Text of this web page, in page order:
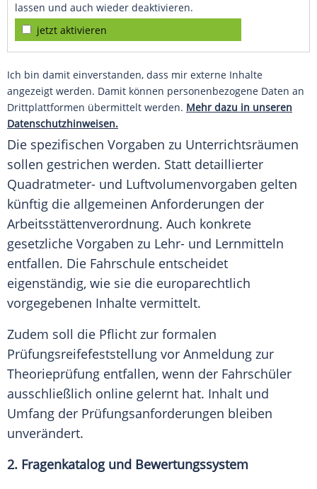
lassen und auch wieder deaktivieren.
jetzt aktivieren
Ich bin damit einverstanden, dass mir externe Inhalte
angezeigt werden. Damit können personenbezogene Daten an
Drittplattformen übermittelt werden. Mehr dazu in unseren
Datenschutzhinweisen.
Die spezifischen Vorgaben zu Unterrichtsräumen
sollen gestrichen werden. Statt detaillierter
Quadratmeter- und Luftvolumenvorgaben gelten
künftig die allgemeinen Anforderungen der
Arbeitsstättenverordnung. Auch konkrete
gesetzliche Vorgaben zu Lehr- und Lernmitteln
entfallen. Die Fahrschule entscheidet
eigenständig, wie sie die europarechtlich
vorgegebenen Inhalte vermittelt.
Zudem soll die Pflicht zur formalen
Prüfungsreifefeststellung vor Anmeldung zur
Theorieprüfung entfallen, wenn der Fahrschüler
ausschließlich online gelernt hat. Inhalt und
Umfang der Prüfungsanforderungen bleiben
unverändert.
2. Fragenkatalog und Bewertungssystem